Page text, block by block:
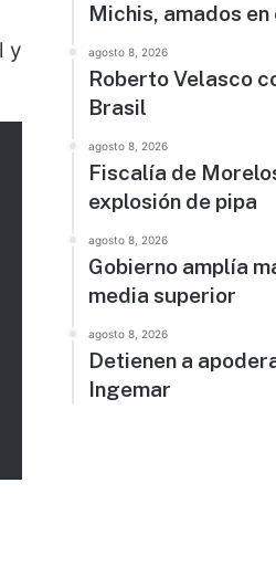
y
Michis, amados
agosto 8, 2026
Roberto Velasco
Brasil
agosto 8, 2026
Fiscalía de
explosión de pipa
agosto 8, 2026
Gobierno amplía
media superior
agosto 8, 2026
Detienen a
Ingemar